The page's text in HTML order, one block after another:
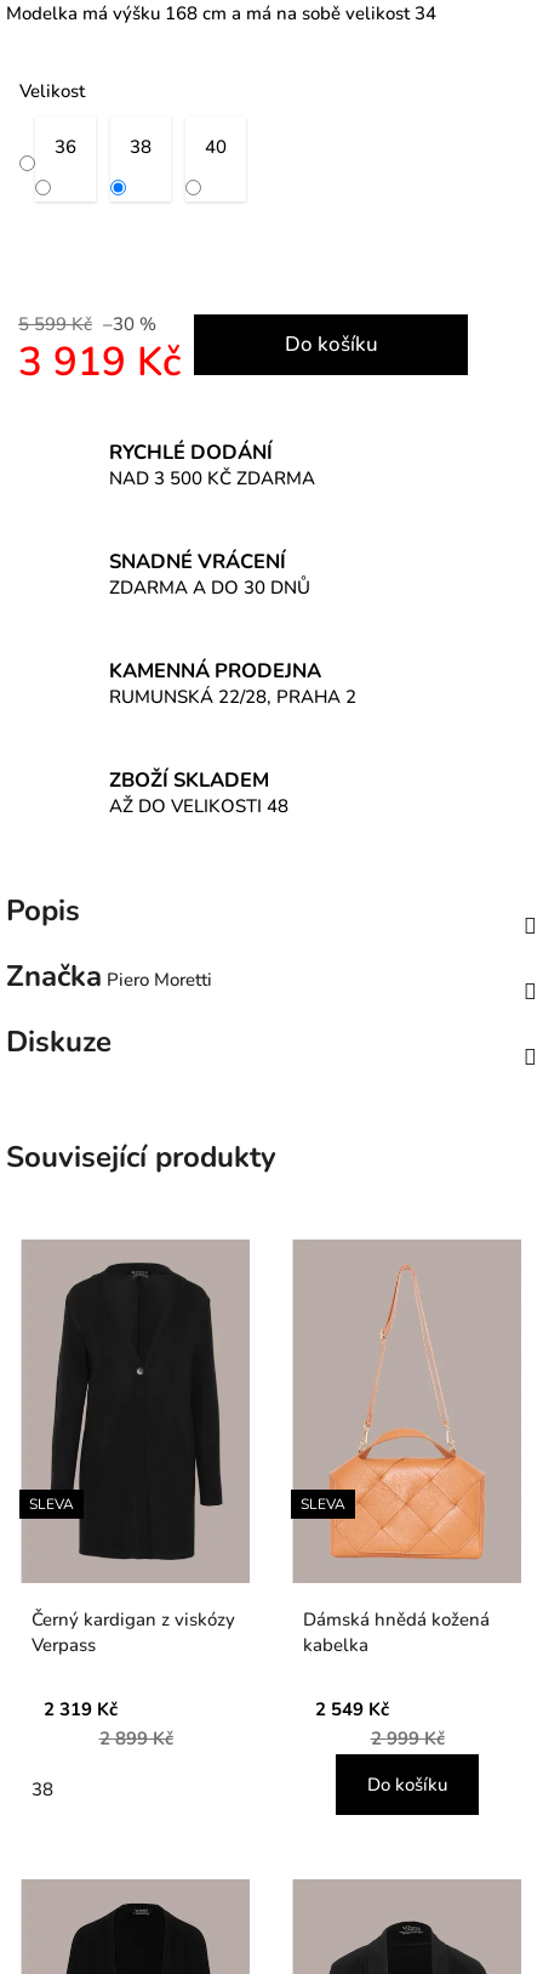
Modelka má výšku 168 cm a má na sobě velikost 34
Velikost
36 38 40
5 599 Kč –30 %
3 919 Kč Do košíku
RYCHLÉ DODÁNÍ
NAD 3 500 KČ ZDARMA
SNADNÉ VRÁCENÍ
ZDARMA A DO 30 DNŮ
KAMENNÁ PRODEJNA
RUMUNSKÁ 22/28, PRAHA 2
ZBOŽÍ SKLADEM
AŽ DO VELIKOSTI 48
Popis
Značka Piero Moretti
Diskuze
Související produkty
SLEVA
Černý kardigan z viskózy
Verpass
2 319 Kč
2 899 Kč
38
SLEVA
Dámská hnědá kožená
kabelka
2 549 Kč
2 999 Kč
Do košíku